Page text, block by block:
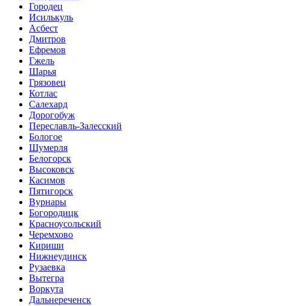
Городец
Исилькуль
Асбест
Дмитров
Ефремов
Гжель
Шарья
Грязовец
Котлас
Салехард
Дорогобуж
Переславль-Залесский
Бологое
Шумерля
Белогорск
Высоковск
Касимов
Пятигорск
Вурнары
Богородицк
Красноусольский
Черемхово
Кириши
Нижнеудинск
Рузаевка
Вытегра
Воркута
Дальнереченск